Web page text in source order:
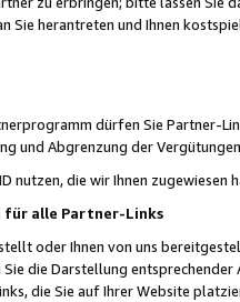
Sie herantreten und Ihnen
dürfen Sie Partner-
und Abgrenzung der
nutzen, die wir Ihnen zugewiesen
für alle Partner-Links
oder Ihnen von uns
die Darstellung
die Sie auf Ihrer Website